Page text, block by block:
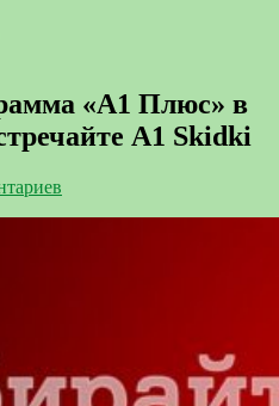
«А1 Плюс» в
A1 Skidki